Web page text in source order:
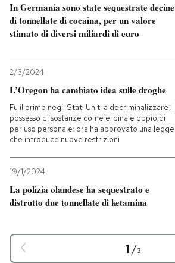
In Germania sono state sequestrate decine
di tonnellate di cocaina, per un valore
stimato di diversi miliardi di euro
2/3/2024
L’Oregon ha cambiato idea sulle droghe
Fu il primo negli Stati Uniti a decriminalizzare il
possesso di sostanze come eroina e oppioidi
per uso personale: ora ha approvato una legge
che introduce nuove restrizioni
19/1/2024
La polizia olandese ha sequestrato e
distrutto due tonnellate di ketamina
1/3